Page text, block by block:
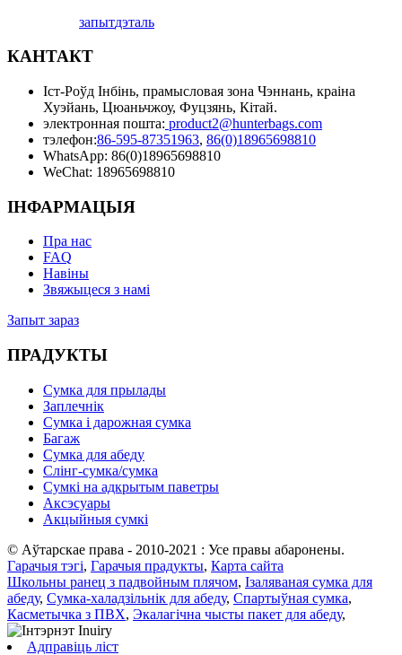
запытдэталь
КАНТАКТ
Іст-Роўд Інбінь, прамысловая зона Чэннань, краіна
Хуэйань, Цюаньчжоу, Фуцзянь, Кітай.
электронная пошта: product2@hunterbags.com
тэлефон:86-595-87351963, 86(0)18965698810
WhatsApp: 86(0)18965698810
WeChat: 18965698810
ІНФАРМАЦЫЯ
Пра нас
FAQ
Навіны
Звяжыцеся з намі
Запыт зараз
ПРАДУКТЫ
Сумка для прылады
Заплечнік
Сумка і дарожная сумка
Багаж
Сумка для абеду
Слінг-сумка/сумка
Сумкі на адкрытым паветры
Аксэсуары
Акцыйныя сумкі
© Аўтарскае права - 2010-2021 : Усе правы абаронены.
Гарачыя тэгі, Гарачыя прадукты, Карта сайта
Школьны ранец з падвойным плячом, Ізаляваная сумка для
абеду, Сумка-халадзільнік для абеду, Спартыўная сумка,
Касметычка з ПВХ, Экалагічна чысты пакет для абеду,
Адправіць ліст